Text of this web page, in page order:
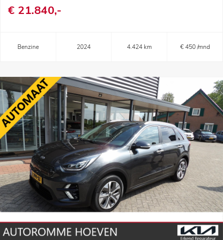
€ 21.840,-
Benzine 2024 4.424 km € 450 /mnd